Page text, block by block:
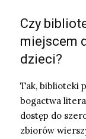
Czy
miejscem
dzieci?
Tak, biblioteki
bogactwa
dostęp do
zbiorów